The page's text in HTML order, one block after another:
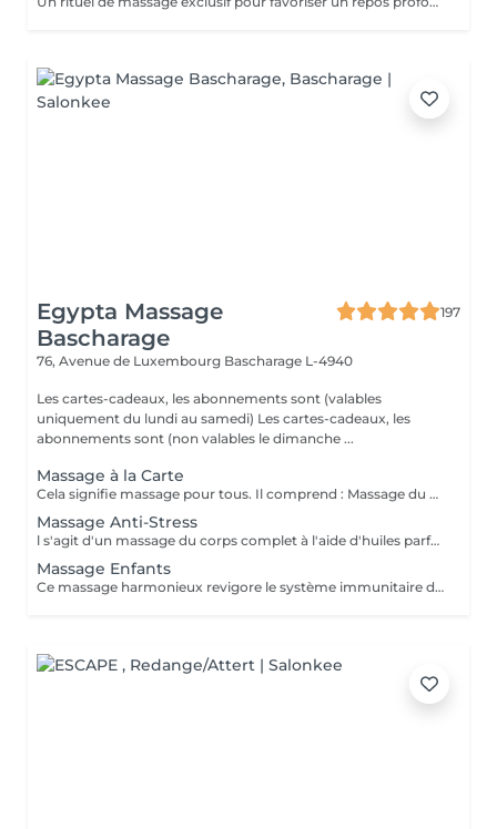
Egypta Massage
Bascharage
197
76, Avenue de Luxembourg Bascharage L-4940
Les cartes-cadeaux, les abonnements sont (valables
uniquement du lundi au samedi) Les cartes-cadeaux, les
abonnements sont (non valables le dimanche ...
Massage à la Carte
Cela signifie massage pour tous. Il comprend : Massage du dos, Massage des jambes, Massage de la tête, des épaules, du cou et des mains. Les dimanches / jours fériés vous coûtent plus que les jours ouvrables normaux (+-30%). Les cartes-cadeaux, les abonnements sont (valables uniquement du lundi au samedi) Les cartes-cadeaux, les abonnements sont (non valables le dimanche et les jours fériés)
Massage Anti-Stress
l s'agit d'un massage du corps complet à l'aide d'huiles parfumées. Le massage de la tête aux pieds est adapté à vos besoins personnels et diminue le taux de stress présent dans les muscles de votre corps.les.
Massage Enfants
Ce massage harmonieux revigore le système immunitaire des enfants, leur conscience corporelle, leur sommeil et vise une meilleure protection contre le sentiment d'isolement. Il est destiné aux enfants jusqu'à l'âge de 14 ans ce qui les aide à se sentir détendus et paisibles.